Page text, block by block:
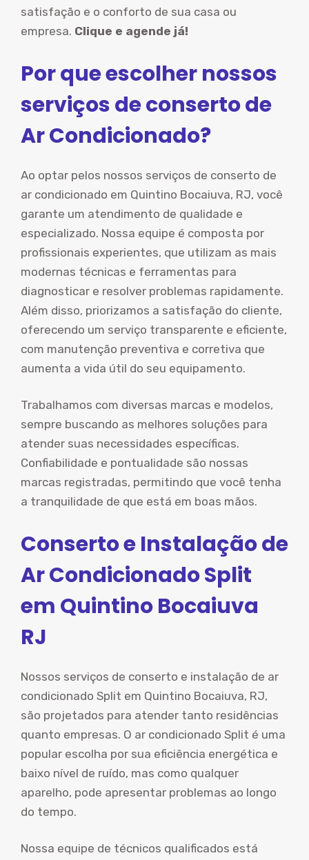
satisfação e o conforto de sua casa ou
empresa. Clique e agende já!
Por que escolher nossos
serviços de conserto de
Ar Condicionado?
Ao optar pelos nossos serviços de conserto de
ar condicionado em Quintino Bocaiuva, RJ, você
garante um atendimento de qualidade e
especializado. Nossa equipe é composta por
profissionais experientes, que utilizam as mais
modernas técnicas e ferramentas para
diagnosticar e resolver problemas rapidamente.
Além disso, priorizamos a satisfação do cliente,
oferecendo um serviço transparente e eficiente,
com manutenção preventiva e corretiva que
aumenta a vida útil do seu equipamento.
Trabalhamos com diversas marcas e modelos,
sempre buscando as melhores soluções para
atender suas necessidades específicas.
Confiabilidade e pontualidade são nossas
marcas registradas, permitindo que você tenha
a tranquilidade de que está em boas mãos.
Conserto e Instalação de
Ar Condicionado Split
em Quintino Bocaiuva
RJ
Nossos serviços de conserto e instalação de ar
condicionado Split em Quintino Bocaiuva, RJ,
são projetados para atender tanto residências
quanto empresas. O ar condicionado Split é uma
popular escolha por sua eficiência energética e
baixo nível de ruído, mas como qualquer
aparelho, pode apresentar problemas ao longo
do tempo.
Nossa equipe de técnicos qualificados está